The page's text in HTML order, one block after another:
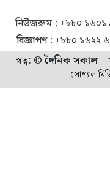
নিউজরুম : +৮৮০ ১৬০১
বিজ্ঞাপণ : +৮৮০ ১৬২২
স্বত্ব: ©দৈনিক সকাল|
সোশ্যাল